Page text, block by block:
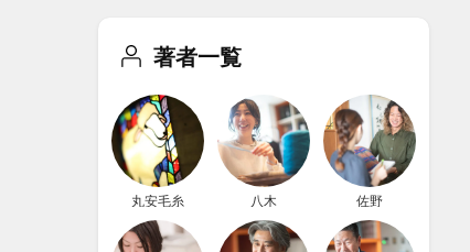
簡潔に​
。
著者一覧
丸安毛糸 八木 佐野